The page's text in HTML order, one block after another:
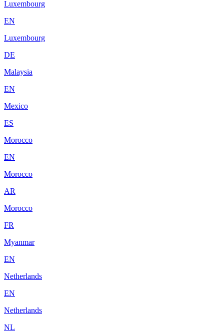
Luxembourg
EN
Luxembourg
DE
Malaysia
EN
Mexico
ES
Morocco
EN
Morocco
AR
Morocco
FR
Myanmar
EN
Netherlands
EN
Netherlands
NL